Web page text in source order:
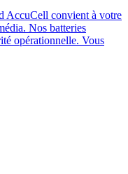
AccuCell convient à votre
Nos batteries
opérationnelle. Vous